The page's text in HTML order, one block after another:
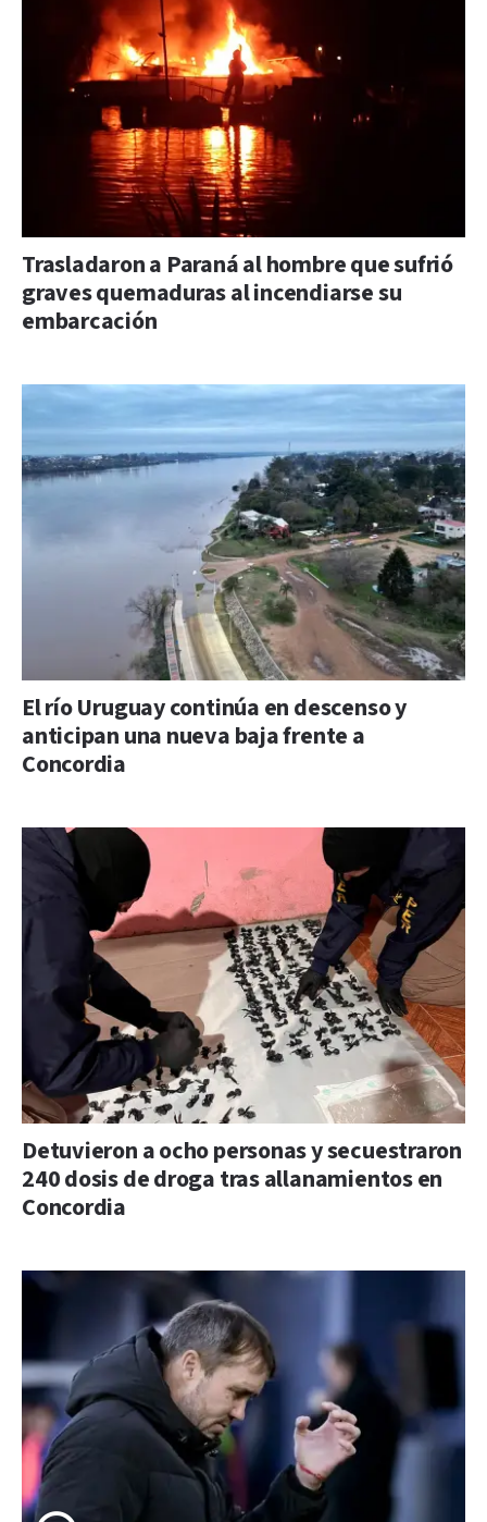
Trasladaron a Paraná al hombre que sufrió
graves quemaduras al incendiarse su
embarcación
El río Uruguay continúa en descenso y
anticipan una nueva baja frente a
Concordia
Detuvieron a ocho personas y secuestraron
240 dosis de droga tras allanamientos en
Concordia